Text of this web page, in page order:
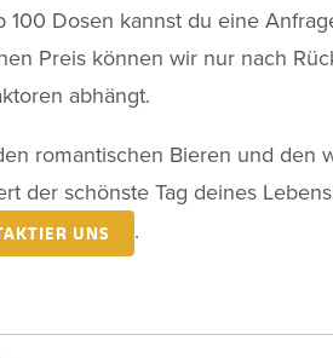
100 Dosen kannst du eine
Preis können wir nur nach
abhängt.
romantischen Bieren und den
der schönste Tag deines
UNS .